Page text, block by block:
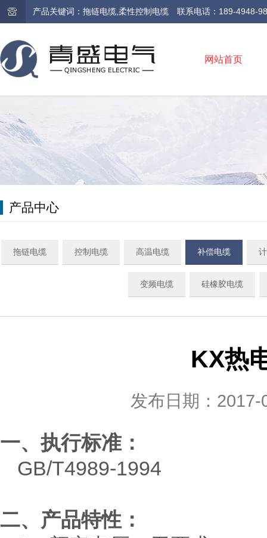
产品关键词：拖链电缆,柔性控制电缆 联系电话：189-4948-
网站首页
产品中心
拖链电缆 控制电缆 高温电缆 补偿电缆
变频电缆 硅橡胶电缆
KX热
发布日期：
一、执行标准：
GB/T4989-1994
二、产品特性：